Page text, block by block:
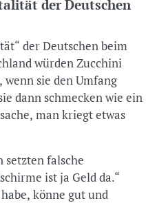
der Deutschen
der Deutschen beim
würden Zucchini
sie den Umfang
dann schmecken wie ein
man kriegt etwas
setzten falsche
ist ja Geld da.“
könne gut und